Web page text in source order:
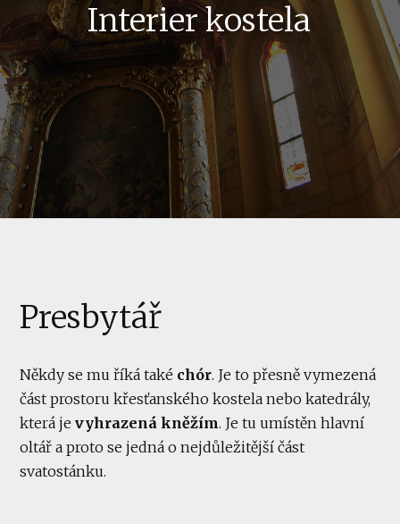
Interier kostela
Presbytář
Někdy se mu říká také chór. Je to přesně vymezená
část prostoru křesťanského kostela nebo katedrály,
která jevyhrazená kněžím. Je tu umístěn hlavní
oltář a proto se jedná o nejdůležitější část
svatostánku.